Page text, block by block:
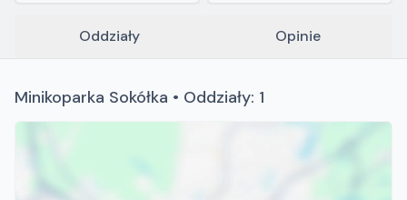
Oddziały Opinie
Minikoparka Sokółka • Oddziały: 1